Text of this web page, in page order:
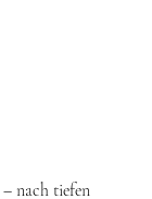
nach tiefen